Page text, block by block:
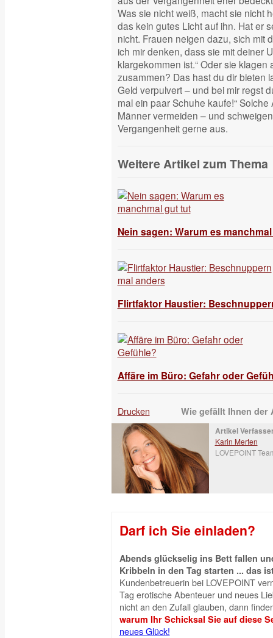
Was sie nicht weiß, macht sie nicht
das kein gutes Licht auf ihn. Hat er
nicht. Frauen neigen dazu, sich mit
ich mir denken, dass sie mit deiner
klargekommen ist.“ Oder sie klagen
zusammen? Das hast du dir bieten
Geld verpulvert – und bei mir regst
mal ein paar Schuhe kaufe!“
Männer vermeiden – und
Vergangenheit gerne aus.
Weitere Artikel zum Thema
Nein sagen: Warum es
Flirtfaktor Haustier:
Affäre im Büro: Gefahr oder
Drucken Wie gefällt Ihnen der
Artikel
Karin Merten
LOVEPOINT
Darf ich Sie einladen?
Abends glückselig ins Bett fallen
Kribbeln in den Tag starten ... das
Kundenbetreuerin bei LOVEPOINT
Tag erotische Abenteuer und neues
nicht an den Zufall glauben, dann
warum Ihr Schicksal Sie auf diese
neues Glück!